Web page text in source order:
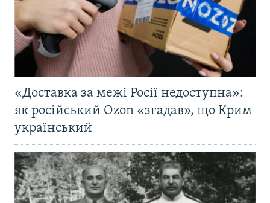
«Доставка за межі Росії недоступна»:
як російський Ozon «згадав», що Крим
український